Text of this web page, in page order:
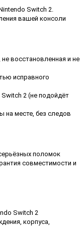
Switch 2.
вашей консоли
восстановленная и не
исправного
2 (не подойдёт
на месте, без следов
поломок
совместимости и
Switch 2
корпуса,